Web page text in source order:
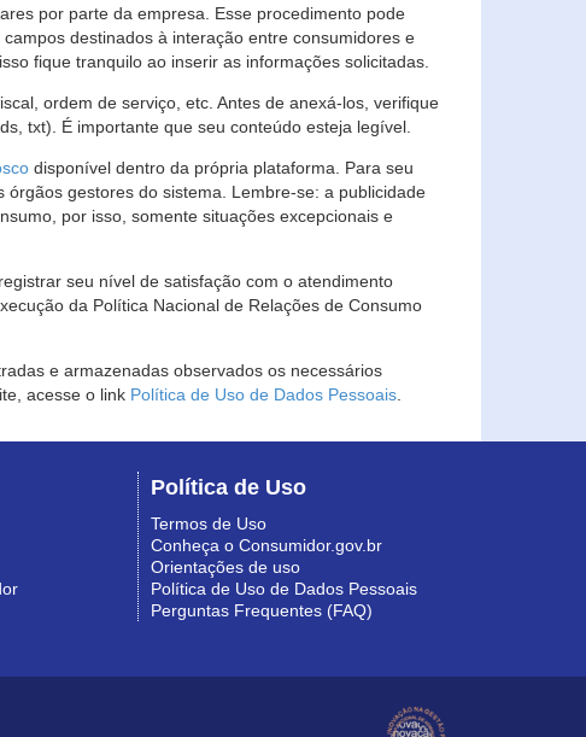
por parte da empresa. Esse procedimento pode
destinados à interação entre consumidores e
fique tranquilo ao inserir as informações solicitadas.
ordem de serviço, etc. Antes de anexá-los, verifique
txt). É importante que seu conteúdo esteja legível.
disponível dentro da própria plataforma. Para seu
gestores do sistema. Lembre-se: a publicidade
por isso, somente situações excepcionais e
seu nível de satisfação com o atendimento
da Política Nacional de Relações de Consumo
e armazenadas observados os necessários
acesse o link Política de Uso de Dados Pessoais
Política de Uso
Termos de Uso
Conheça o Consumidor.gov.br
Orientações de uso
Política de Uso de Dados Pessoais
Perguntas Frequentes (FAQ)